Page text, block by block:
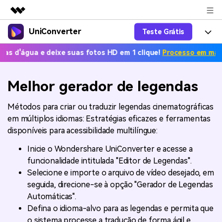
Produtos em destaque
Criatividade digital com IA generativa
Negócios
Soluções
Sobre nós
Sala de imprensa
Loja
Suporte
UniConverter Teste Grátis
Productos
UniConverter para Mac
AniSmall-Compressor de vídeo
AniSmall para Desktop
AniSmall para iOS
Características
Converter de voz em texto
Converta com precisão fala em
texto para áudio e vídeo.
Conversor de Vídeo
Aproveite recursos de conversão
poderosos e inteligentes.
IA Lab
Ferramentas Online
Soluções
Fãs de Esportes
UniConverter
Novo
Ofertas Educacionais
Popular
Ajuda
Guia
Como usar o Wondershare UniConverter? Aprenda o guia
passo a passo abaixo.
Atualize para a V17
COMPRE AGORA Entrar
e deixe suas fotos HD em 1 clique!Processo em massa
Melhor gerador de legendas
Métodos para criar ou traduzir legendas cinematográficas
em múltiplos idiomas: Estratégias eficazes e ferramentas
disponíveis para acessibilidade multilíngue:
Inicie o Wondershare UniConverter e acesse a
funcionalidade intitulada "Editor de Legendas".
Selecione e importe o arquivo de vídeo desejado, em
seguida, direcione-se à opção "Gerador de Legendas
Automáticas".
Defina o idioma-alvo para as legendas e permita que
o sistema processe a tradução de forma ágil e